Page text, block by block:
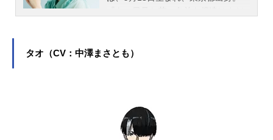
ュア』の菓彩あまね／キュアフィナ
タオ（CV：中澤まさとも）